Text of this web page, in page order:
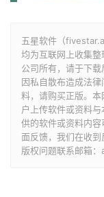
五星软件（
均为互联网上收集
公司所有，请于下
因私自散布造成法
料，请购买正版。
户上传软件或资料
供的软件或资料内
面反馈，我们在收到
版权问题联系邮箱